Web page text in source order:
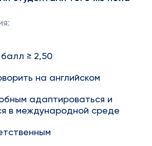
≥ 2,50
на английском
адаптироваться и
в международной среде